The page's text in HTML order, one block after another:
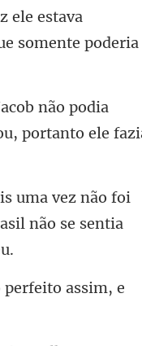
le estava
não podia
ez não foi
perfeito as